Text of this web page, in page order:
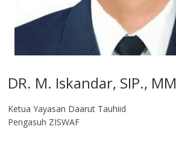
DR. M. Iskandar, SIP., MM
Ketua Yayasan Daarut Tauhiid
Pengasuh ZISWAF